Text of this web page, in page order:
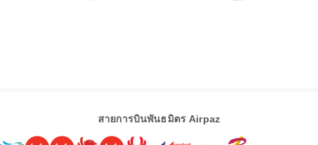
สายการบินพันธมิตร Airpaz